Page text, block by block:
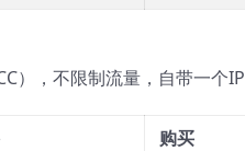
），不限制流量，自带一个
购买